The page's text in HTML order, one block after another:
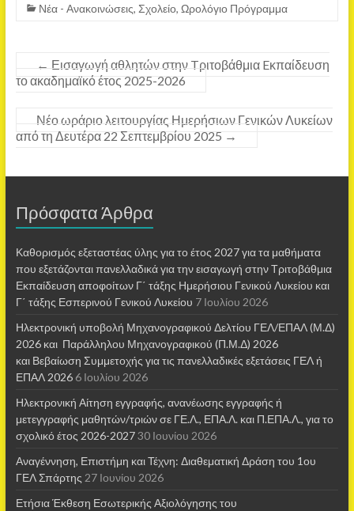
Νέα - Ανακοινώσεις, Σχολείο, Ωρολόγιο Πρόγραμμα
← Εισαγωγή αθλητών στην Tριτοβάθμια Eκπαίδευση
το ακαδημαϊκό έτος 2025-2026
Νέο ωράριο λειτουργίας Ημερήσιων Γενικών Λυκείων
από τη Δευτέρα 22 Σεπτεμβρίου 2025 →
Πρόσφατα Άρθρα
Καθορισμός εξεταστέας ύλης για το έτος 2027 για τα μαθήματα
που εξετάζονται πανελλαδικά για την εισαγωγή στην Τριτοβάθμια
Εκπαίδευση αποφοίτων Γ΄ τάξης Ημερήσιου Γενικού Λυκείου και
Γ΄ τάξης Εσπερινού Γενικού Λυκείου 7 Ιουλίου 2026
Ηλεκτρονική υποβολή Μηχανογραφικού Δελτίου ΓΕΛ/ΕΠΑΛ (Μ.Δ)
2026 και Παράλληλου Μηχανογραφικού (Π.Μ.Δ) 2026
και Βεβαίωση Συμμετοχής για τις πανελλαδικές εξετάσεις ΓΕΛ ή
ΕΠΑΛ 2026 6 Ιουλίου 2026
Ηλεκτρονική Αίτηση εγγραφής, ανανέωσης εγγραφής ή
μετεγγραφής μαθητών/τριών σε ΓΕ.Λ., ΕΠΑ.Λ. και Π.ΕΠΑ.Λ., για το
σχολικό έτος 2026-202730 Ιουνίου 2026
Αναγέννηση, Επιστήμη και Τέχνη: Διαθεματική Δράση του 1ου
ΓΕΛ Σπάρτης 27 Ιουνίου 2026
Ετήσια Έκθεση Εσωτερικής Αξιολόγησης του